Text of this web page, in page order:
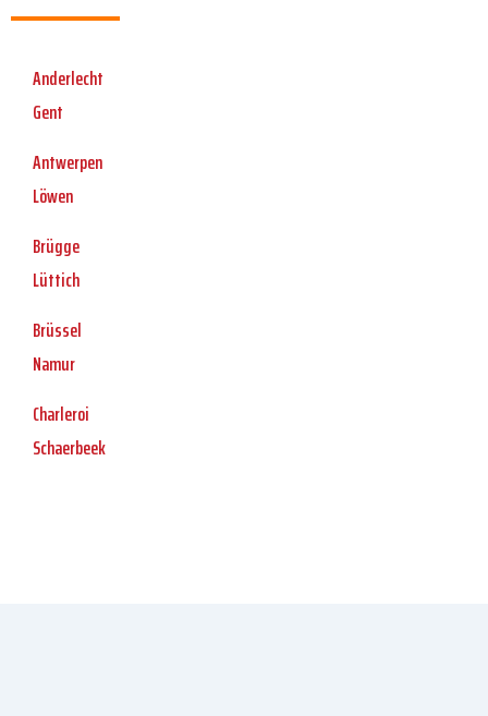
Anderlecht
Gent
Antwerpen
Löwen
Brügge
Lüttich
Brüssel
Namur
Charleroi
Schaerbeek